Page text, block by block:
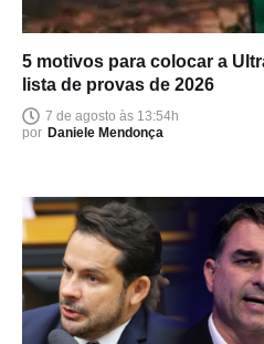
5 motivos para colocar a
lista de provas de 2026
7 de agosto às 13:54h
por Daniele Mendonça